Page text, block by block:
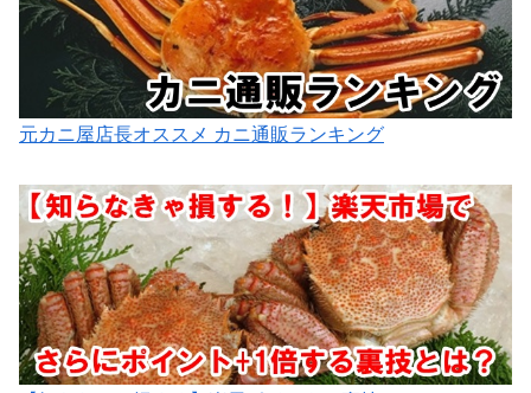
元カニ屋店長オススメ カニ通販ランキング